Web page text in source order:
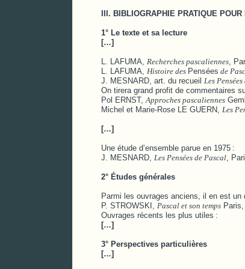
III. BIBLIOGRAPHIE PRATIQUE
1° Le texte et sa lecture
[…]
L. LAFUMA, Recherches pascaliennes ,
L. LAFUMA, Histoire des Pensées de
J. MESNARD, art. du recueil Les
On tirera grand profit de commentaires
Pol ERNST,Approches pascaliennes
Michel et Marie-Rose LE GUERN, Les
[…]
Une étude d’ensemble parue en 1975 :
J. MESNARD, Les Pensées de Pascal ,
2° Études générales
Parmi les ouvrages anciens, il en est
P. STROWSKI, Pascal et son temps
Ouvrages récents les plus utiles :
[…]
3° Perspectives particulières
[…]